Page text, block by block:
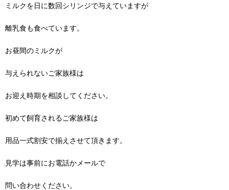
ミルクを日に数回シリンジで与えていますが
離乳食も食べています。
お昼間のミルクが
与えられないご家族様は
お迎え時期を相談してください。
初めて飼育されるご家族様は
用品一式割安で揃えさせて頂きます。
見学は事前にお電話かメールで
問い合わせください。